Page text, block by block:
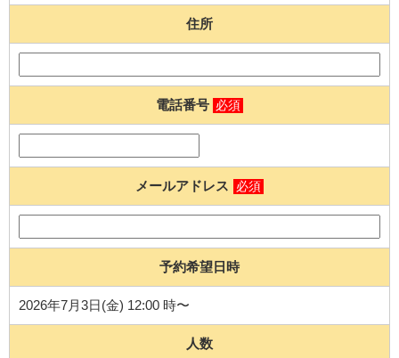
住所
電話番号 必須
メールアドレス 必須
予約希望日時
2026年7月3日(金) 12:00 時〜
人数